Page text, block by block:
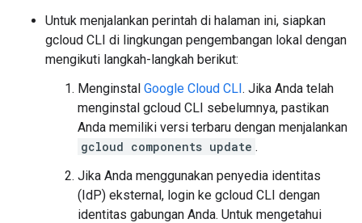
Untuk menjalankan perintah di halaman ini, siapkan
gcloud CLI di lingkungan pengembangan lokal dengan
mengikuti langkah-langkah berikut:
Menginstal Google Cloud CLI. Jika Anda telah
menginstal gcloud CLI sebelumnya, pastikan
Anda memiliki versi terbaru dengan menjalankan
gcloud components update .
Jika Anda menggunakan penyedia identitas
(IdP) eksternal, login ke gcloud CLI dengan
identitas gabungan Anda. Untuk mengetahui